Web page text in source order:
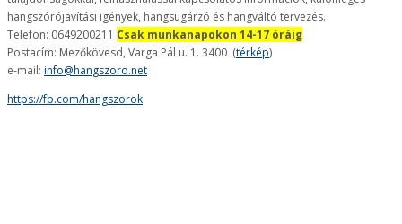
hangszórójavítási igények, hangsugárzó és hangváltó tervezés.
Telefon: 0649200211 Csak munkanapokon 14-17 óráig
Postacím: Mezőkövesd, Varga Pál u. 1. 3400 (térkép)
e-mail: info@hangszoro.net
https://fb.com/hangszorok